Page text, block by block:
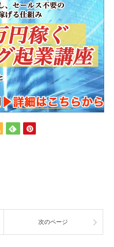
次のページ